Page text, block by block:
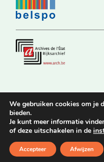
© 2026 Commission Royale
d’accessibilité
Website by Stijn Van Nuffelen
We gebruiken cookies om je
bieden.
Je kunt meer informatie
of deze uitschakelen in de
Accepteer Afwijzen